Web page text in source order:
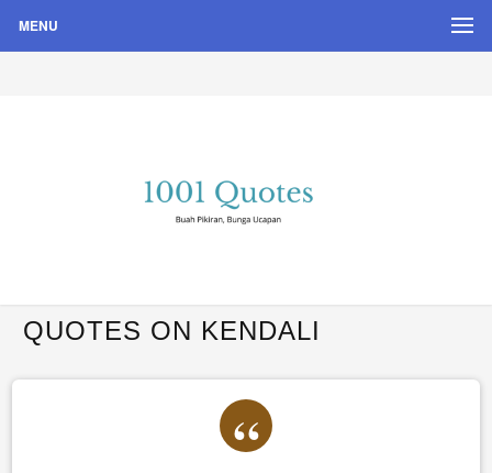
MENU
Quote Hari Puisi
QUOTES ON KENDALI